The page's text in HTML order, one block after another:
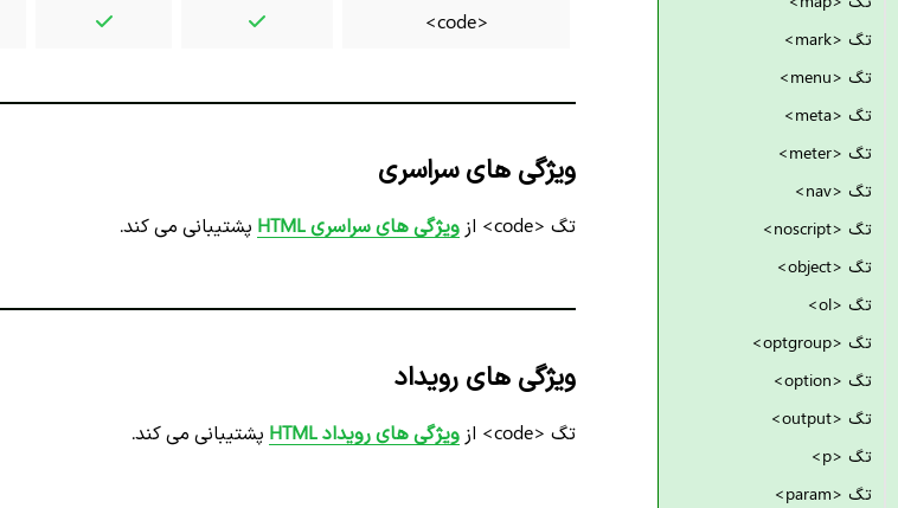
<code>
ویژگی های سراسری
تگ <code> از ویژگی های سراسری HTML پشتیبانی می کند.
ویژگی های رویداد
تگ <code> از ویژگی های رویداد HTML پشتیبانی می کند.
تگ <mark>
تگ <menu>
تگ <meta>
تگ <meter>
تگ <nav>
تگ <noscript>
تگ <object>
تگ <ol>
تگ <optgroup>
تگ <option>
تگ <output>
تگ <p>
تگ <param>